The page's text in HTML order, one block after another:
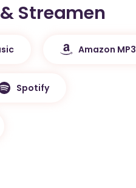
Streamen
Amazon MP3
Spotify